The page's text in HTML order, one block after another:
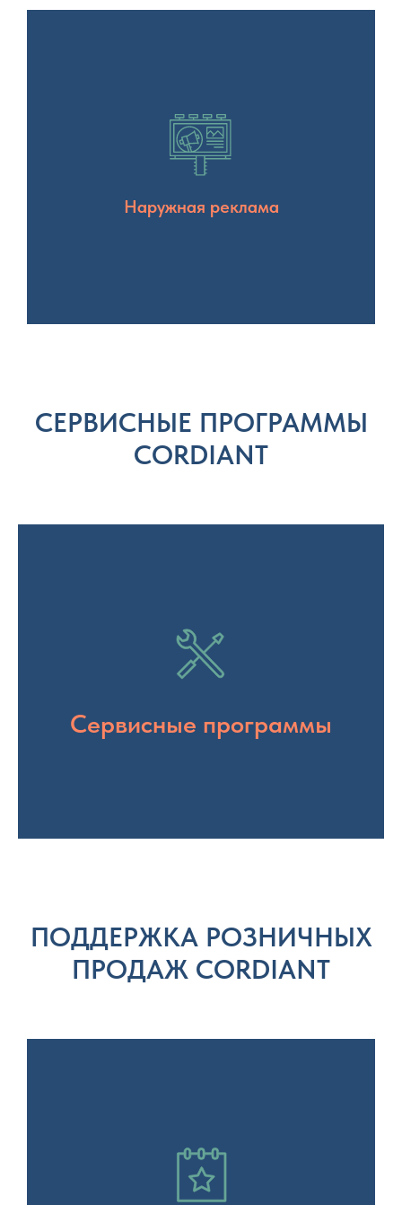
Наружная реклама
CЕРВИСНЫЕ ПРОГРАММЫ
CORDIANT
Сервисные программы
ПОДДЕРЖКА РОЗНИЧНЫХ
ПРОДАЖ CORDIANT